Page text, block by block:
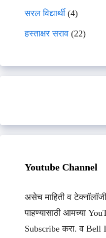
सरल विद्यार्थी(4)
हस्ताक्षर सराव (22)
Youtube Channel
असेच माहिती व
पाहण्यासाठी आमच्या
Subscribe करा. व Bell